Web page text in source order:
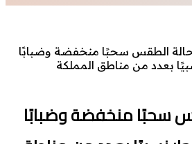
الطقس سحبًا منخفضة وضبابًا
بعدد من مناطق المملكة
سحبًا منخفضة وضبابًا